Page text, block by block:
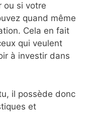
ou si votre
quand même
Cela en fait
qui veulent
à investir dans
il possède donc
et